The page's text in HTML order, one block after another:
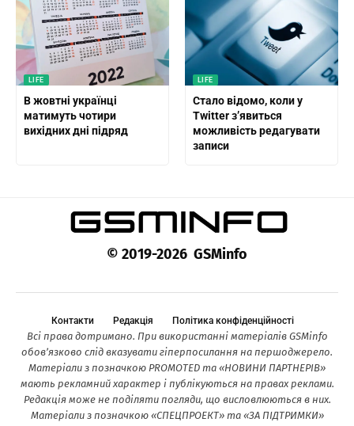
LIFE
В жовтні українці
матимуть чотири
вихідних дні підряд
LIFE
Стало відомо, коли у
Twitter з’явиться
можливість редагувати
записи
© 2019-2026 GSMinfo
Контакти Редакція Політика конфіденційності
Всі права дотримано. При використанні матеріалів GSMinfo
обов’язково слід вказувати гіперпосилання на першоджерело.
Матеріали з позначкою PROMOTED та «НОВИНИ ПАРТНЕРІВ»
мають рекламний характер і публікуються на правах реклами.
Редакція може не поділяти погляди, що висловлюються в них.
Матеріали з позначкою «СПЕЦПРОЕКТ» та «ЗА ПІДТРИМКИ»